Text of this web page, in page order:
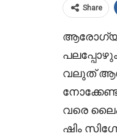
Share
വലുത്
വരെ
ഷിം